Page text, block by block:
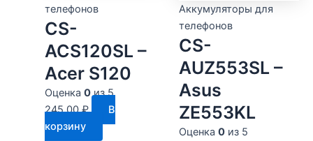
телефонов
CS-
ACS120SL –
Acer S120
Оценка 0из 5
245.00₽
В
корзину
Аккумуляторы для
телефонов
CS-
AUZ553SL –
Asus
ZE553KL
Оценка 0из 5